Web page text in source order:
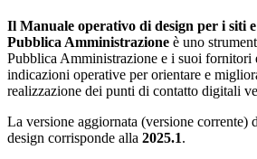
Il Manuale operativo di design per i siti
Pubblica Amministrazione è uno
Pubblica Amministrazione e i suoi fornitori
indicazioni operative per orientare e
realizzazione dei punti di contatto digitali
La versione aggiornata (versione corrente)
design corrisponde alla 2025.1.